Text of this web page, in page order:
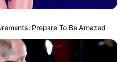
Projektes sind Affiliate-
etwas darüber gebucht oder
Unterstützung, ohne dass sich
Prepare To Be Amazed